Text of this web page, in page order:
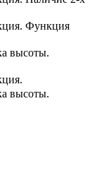
Функция
высоты.
высоты.